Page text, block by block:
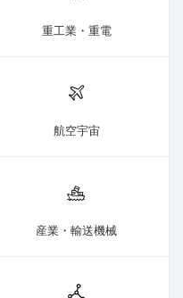
重工業・重電
航空宇宙
産業・輸送機械